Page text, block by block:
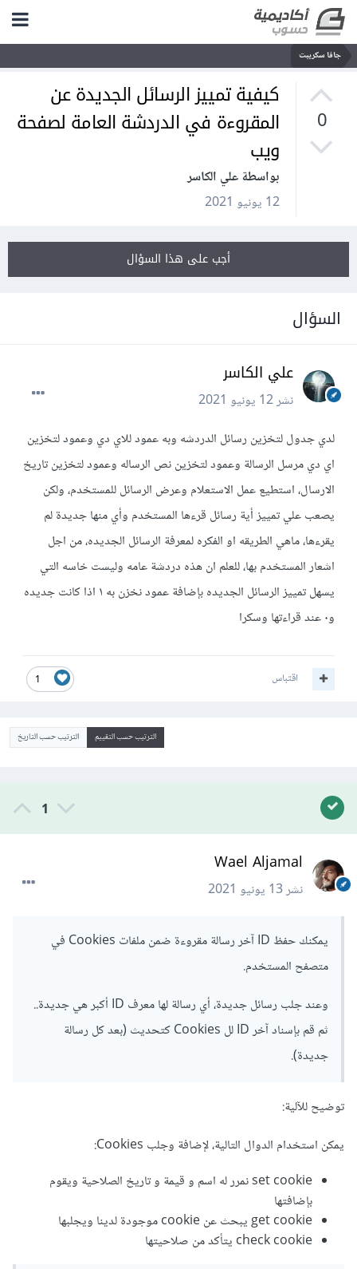
جافا سكريبت
0
كيفية تمييز الرسائل الجديدة عن
المقروءة في الدردشة العامة لصفحة
ويب
بواسطة علي الكاسر
12 يونيو 2021
أجب على هذا السؤال
السؤال
علي الكاسر
نشر12 يونيو 2021
لدي جدول لتخزين رسائل الدردشه وبه عمود للاي دي وعمود لتخزين
اي دي مرسل الرسالة وعمود لتخزين نص الرساله وعمود لتخزين تاريخ
الارسال، استطيع عمل الاستعلام وعرض الرسائل للمستخدم، ولكن
يصعب علي تمييز أية رسائل قرءها المستخدم وأي منها جديدة لم
يقرءها، ماهي الطريقه او الفكره لمعرفة الرسائل الجديده، من اجل
اشعار المستخدم بها، للعلم ان هذه دردشة عامه وليست خاسه التي
يسهل تمييز الرسائل الجديده بإضافة عمود نخزن به ١ اذا كانت جديده
و٠ عند قراءتها وسكرا
1 اقتباس
الترتيب حسب التقييم الترتيب حسب التاريخ
1
Wael Aljamal
نشر13 يونيو 2021
يمكنك حفظ ID آخر رسالة مقروءة ضمن ملفات Cookies في
متصفح المستخدم.
وعند جلب رسائل جديدة، أي رسالة لها معرف ID أكبر هي جديدة..
ثم قم بإسناد آخر ID لل Cookies كتحديث (بعد كل رسالة
جديدة).
توضيح للآلية:
يمكن استخدام الدوال التالية، لإضافة وجلب Cookies:
set cookie نمرر له اسم و قيمة و تاريخ الصلاحية ويقوم
بإضافتها
get cookie يبحث عن cookie موجودة لدينا ويجلبها
check cookie يتأكد من صلاحيتها